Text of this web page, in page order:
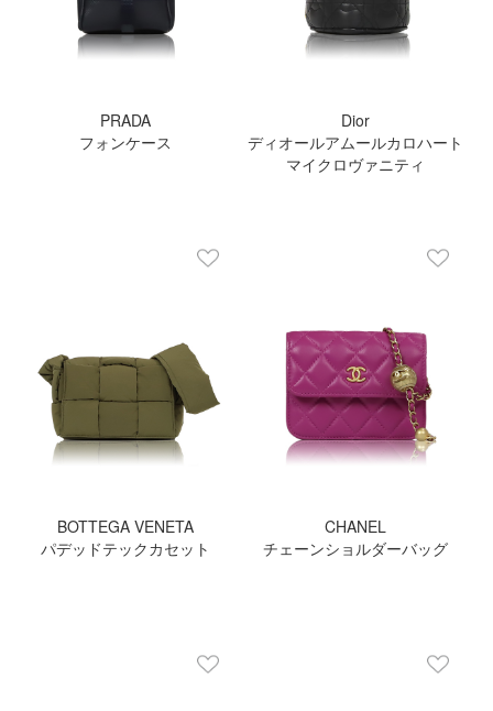
PRADA
フォンケース
Dior
ディオールアムールカロハート
マイクロヴァニティ
BOTTEGA VENETA
パデッドテックカセット
CHANEL
チェーンショルダーバッグ